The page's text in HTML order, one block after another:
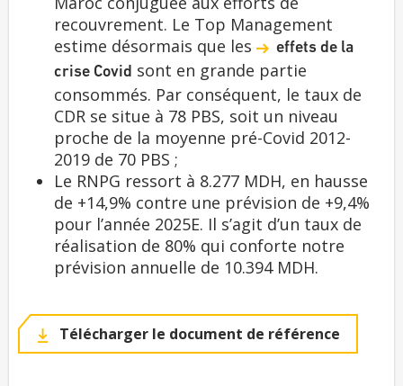
recouvrement. Le Top Management
estime désormais que les
effets de la
crise Covid sont en grande partie
consommés. Par conséquent, le taux de
CDR se situe à 78 PBS, soit un niveau
proche de la moyenne pré-Covid 2012-
2019 de 70 PBS ;
Le RNPG ressort à 8.277 MDH, en hausse
de +14,9% contre une prévision de +9,4%
pour l’année 2025E. Il s’agit d’un taux de
réalisation de 80% qui conforte notre
prévision annuelle de 10.394 MDH.
Télécharger le document de référence